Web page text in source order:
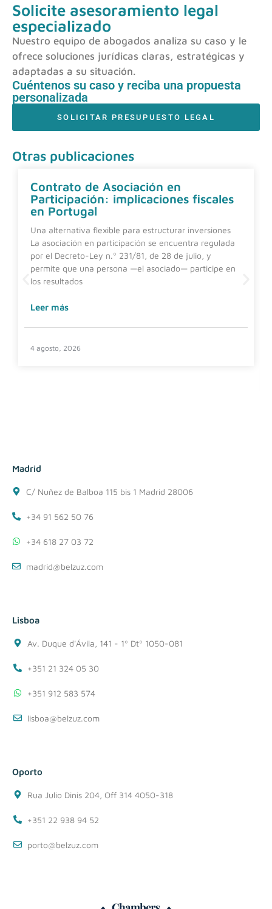
Solicite asesoramiento legal
especializado
Nuestro equipo de abogados analiza su caso y le
ofrece soluciones jurídicas claras, estratégicas y
adaptadas a su situación.
Cuéntenos su caso y reciba una propuesta
personalizada
SOLICITAR PRESUPUESTO LEGAL
Otras publicaciones
Contrato de Asociación en
Participación: implicaciones fiscales
en Portugal
Una alternativa flexible para estructurar inversiones
La asociación en participación se encuentra regulada
por el Decreto-Ley n.º 231/81, de 28 de julio, y
permite que una persona —el asociado— participe en
los resultados
Leer más
4 agosto, 2026
Madrid
C/ Nuñez de Balboa 115 bis 1 Madrid 28006
+34 91 562 50 76
+34 618 27 03 72
madrid@belzuz.com
Lisboa
Av. Duque d'Ávila, 141 - 1º Dtº 1050-081
+351 21 324 05 30
+351 912 583 574
lisboa@belzuz.com
Oporto
Rua Julio Dinis 204, Off 314 4050-318
+351 22 938 94 52
porto@belzuz.com